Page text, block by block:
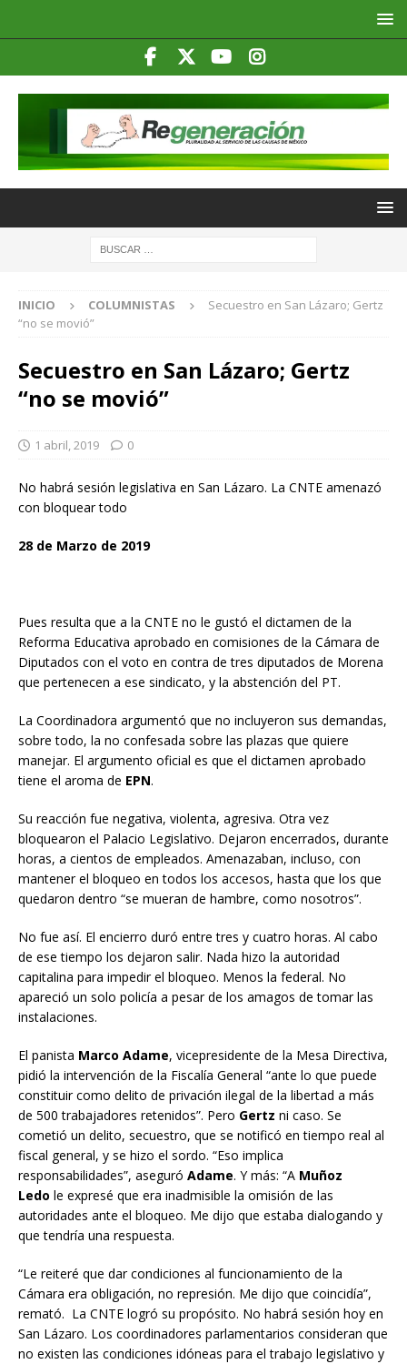
INICIO COLUMNISTAS
Secuestro en San Lázaro; Gertz
“no se movió”
Secuestro en San Lázaro; Gertz
“no se movió”
1 abril, 2019 0
No habrá sesión legislativa en San Lázaro. La CNTE amenazó
con bloquear todo
28 de Marzo de 2019
Pues resulta que a la CNTE no le gustó el dictamen de la
Reforma Educativa aprobado en comisiones de la Cámara de
Diputados con el voto en contra de tres diputados de Morena
que pertenecen a ese sindicato, y la abstención del PT.
La Coordinadora argumentó que no incluyeron sus demandas,
sobre todo, la no confesada sobre las plazas que quiere
manejar. El argumento oficial es que el dictamen aprobado
tiene el aroma de EPN.
Su reacción fue negativa, violenta, agresiva. Otra vez
bloquearon el Palacio Legislativo. Dejaron encerrados, durante
horas, a cientos de empleados. Amenazaban, incluso, con
mantener el bloqueo en todos los accesos, hasta que los que
quedaron dentro “se mueran de hambre, como nosotros”.
No fue así. El encierro duró entre tres y cuatro horas. Al cabo
de ese tiempo los dejaron salir. Nada hizo la autoridad
capitalina para impedir el bloqueo. Menos la federal. No
apareció un solo policía a pesar de los amagos de tomar las
instalaciones.
El panista Marco Adame, vicepresidente de la Mesa Directiva,
pidió la intervención de la Fiscalía General “ante lo que puede
constituir como delito de privación ilegal de la libertad a más
de 500 trabajadores retenidos”. Pero Gertz ni caso. Se
cometió un delito, secuestro, que se notificó en tiempo real al
fiscal general, y se hizo el sordo. “Eso implica
responsabilidades”, aseguró Adame. Y más: “A Muñoz
Ledo le expresé que era inadmisible la omisión de las
autoridades ante el bloqueo. Me dijo que estaba dialogando y
que tendría una respuesta.
“Le reiteré que dar condiciones al funcionamiento de la
Cámara era obligación, no represión. Me dijo que coincidía”,
remató. La CNTE logró su propósito. No habrá sesión hoy en
San Lázaro. Los coordinadores parlamentarios consideran que
no existen las condiciones idóneas para el trabajo legislativo y